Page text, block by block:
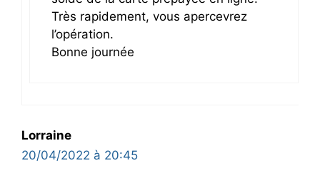
Très rapidement, vous apercevrez
l’opération.
Bonne journée
Lorraine
20/04/2022 à 20:45